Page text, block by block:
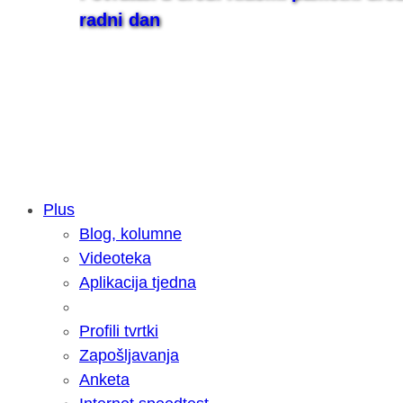
radni dan
Samsung otkrio kako je nastajala
razvoja donijelo tanje i izdržljivije
Plus
Blog, kolumne
Videoteka
Aplikacija tjedna
Profili tvrtki
Zapošljavanja
Anketa